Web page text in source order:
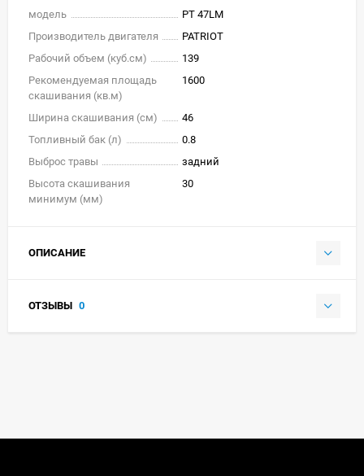
модель
PT 47LM
Производитель двигателя
PATRIOT
Рабочий объем (куб.см)
139
Рекомендуемая площадь
скашивания (кв.м)
1600
Ширина скашивания (см)
46
Топливный бак (л)
0.8
Выброс травы
задний
Высота скашивания
минимум (мм)
30
ОПИСАНИЕ
ОТЗЫВЫ 0